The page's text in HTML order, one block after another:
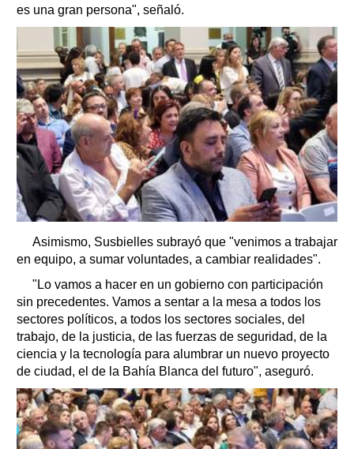
es una gran persona", señaló.
Asimismo, Susbielles subrayó que "venimos a trabajar
en equipo, a sumar voluntades, a cambiar realidades".
"Lo vamos a hacer en un gobierno con participación
sin precedentes. Vamos a sentar a la mesa a todos los
sectores políticos, a todos los sectores sociales, del
trabajo, de la justicia, de las fuerzas de seguridad, de la
ciencia y la tecnología para alumbrar un nuevo proyecto
de ciudad, el de la Bahía Blanca del futuro", aseguró.